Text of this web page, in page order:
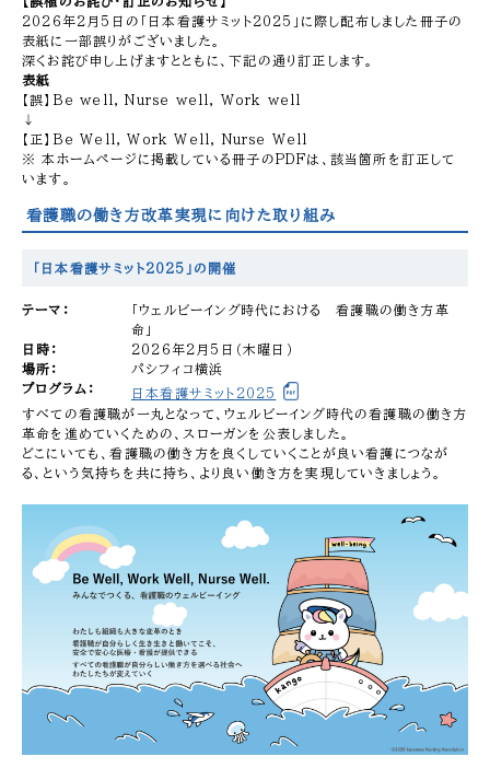
2026年2月5日の「日本看護サミット2025」に際し配布しました冊子の
表紙に一部誤りがございました。
深くお詫び申し上げますとともに、下記の通り訂正します。
表紙
【誤】Be well, Nurse well, Work well
↓
【正】Be Well, Work Well, Nurse Well
※ 本ホームページに掲載している冊子のPDFは、該当箇所を訂正して
います。
看護職の働き方改革実現に向けた取り組み
「日本看護サミット2025」の開催
テーマ ：
「ウェルビーイング時代における 看護職の働き方革
命」
日時 ：
2026年2月5日（木曜日）
場所 ：
パシフィコ横浜
プログラム ：
日本看護サミット2025
すべての看護職が一丸となって、ウェルビーイング時代の看護職の働き方
革命を進めていくための、スローガンを公表しました。
どこにいても、看護職の働き方を良くしていくことが良い看護につなが
る、という気持ちを共に持ち、より良い働き方を実現していきましょう。